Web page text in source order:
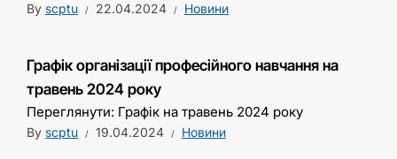
By scptu 22.04.2024 Новини
Графік організації професійного навчання на
травень 2024 року
Переглянути: Графік на травень 2024 року
By scptu 19.04.2024 Новини